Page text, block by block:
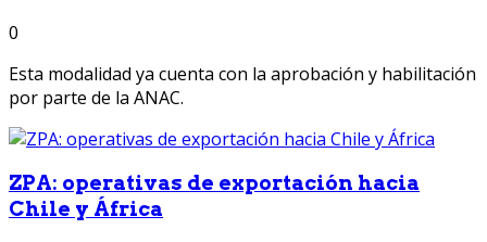
0
Esta modalidad ya cuenta con la aprobación y habilitación
por parte de la ANAC.
ZPA: operativas de exportación hacia
Chile y África